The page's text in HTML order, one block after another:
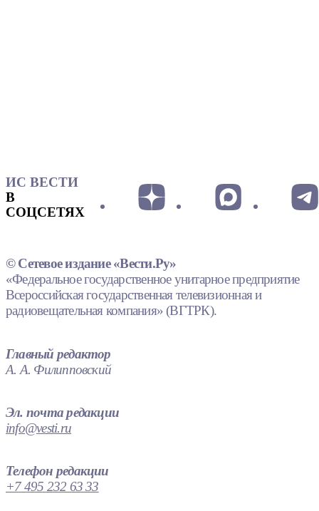
ИС ВЕСТИ
В
СОЦСЕТЯХ
© Сетевое издание «Вести.Ру»
«Федеральное государственное унитарное предприятие
Всероссийская государственная телевизионная и
радиовещательная компания» (ВГТРК).
Главный редактор
А. А. Филипповский
Эл. почта редакции
info@vesti.ru
Телефон редакции
+7 495 232 63 33